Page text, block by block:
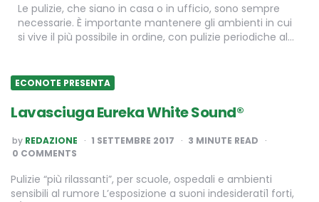
Le pulizie, che siano in casa o in ufficio, sono sempre
necessarie. È importante mantenere gli ambienti in cui
si vive il più possibile in ordine, con pulizie periodiche al…
ECONOTE PRESENTA
Lavasciuga Eureka White Sound®
POSTED
BY
by REDAZIONE 1 SETTEMBRE 2017 3 MINUTE READ
0 COMMENTS
Pulizie “più rilassanti”, per scuole, ospedali e ambienti
sensibili al rumore L’esposizione a suoni indesiderati1 forti,